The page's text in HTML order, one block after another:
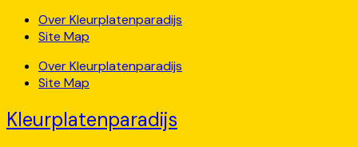
Over Kleurplatenparadijs
Site Map
Over Kleurplatenparadijs
Site Map
Kleurplatenparadijs